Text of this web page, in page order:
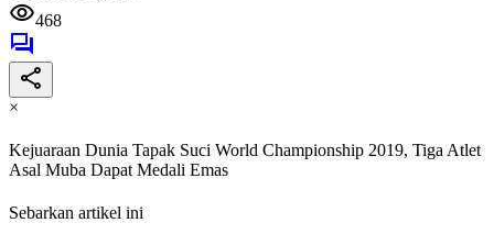
468
×
Kejuaraan Dunia Tapak Suci World Championship 2019, Tiga Atlet
Asal Muba Dapat Medali Emas
Sebarkan artikel ini